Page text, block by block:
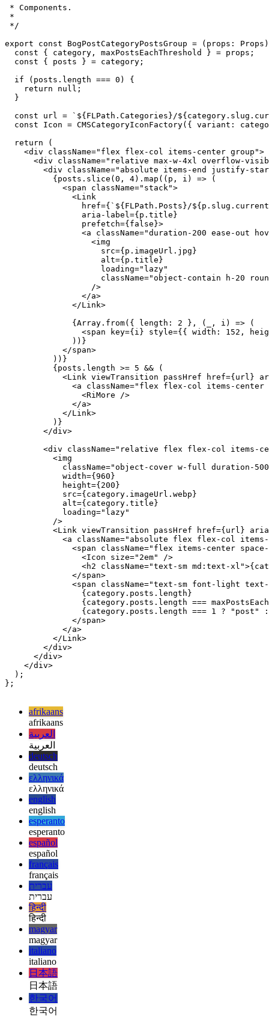
/*
* Components.
*/
export const BogPostCategoryPostsGroup = (props:
  const { category, maxPostsEachThreshold } = props;
  const { posts } = category;
  if (posts.length === 0) {
    return null;
const url = `${FLPath.Categories}/
const Icon = CMSCategoryIconFactory({ variant:
    <div className="flex flex-col items-center group">
<div className="relative max-w-4xl overflow-
<div className="absolute items-end justify-
          {posts.slice(0, 4).map((p, i) => (
            <span className="stack">
              <Link
href={`${FLPath.Posts}/
                aria-label={p.title}
                prefetch={false}>
<a className="duration-200 ease-out
                  <img
                    src={p.imageUrl.jpg}
                    alt={p.title}
                    loading="lazy"
                  />
                </a>
              </Link>
              {Array.from({ length: 2 }, (_, i) => (
<span key={i} style={{ width: 152,
              ))}
            </span>
          {posts.length >= 5 && (
<Link viewTransition passHref href={url}
<a className="flex flex-col items-center
                <RiMore />
            </Link>
          )}
        </div>
<div className="relative flex flex-col items-
          <img
className="object-cover w-full duration-
            width={960}
            height={200}
            src={category.imageUrl.webp}
            alt={category.title}
            loading="lazy"
<Link viewTransition passHref href={url}
<a className="absolute flex flex-col
<span className="flex items-center
                <Icon size="2em" />
<h2 className="text-sm md:text-
              </span>
<span className="text-sm font-light
                {category.posts.length}
{category.posts.length ===
{category.posts.length === 1 ? "post"
              </span>
            </a>
          </Link>
        </div>
  );
afrikaans
afrikaans
العربية
العربية
deutsch
deutsch
ελληνικά
ελληνικά
english
english
esperanto
esperanto
español
español
français
français
עברית
עברית
हिन्दी
हिन्दी
magyar
magyar
italiano
italiano
日本語